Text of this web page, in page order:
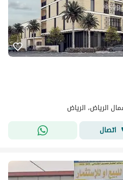
الرياض، الرياض
اتصال